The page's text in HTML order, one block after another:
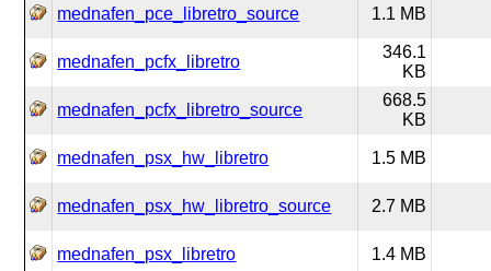
mednafen_pce_libretro_source 1.1 MB
mednafen_pcfx_libretro
346.1
KB
mednafen_pcfx_libretro_source
668.5
KB
mednafen_psx_hw_libretro 1.5 MB
mednafen_psx_hw_libretro_source 2.7 MB
mednafen_psx_libretro 1.4 MB